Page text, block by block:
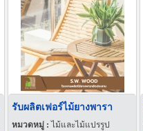
รับผลิตเฟอร์ไม้ยางพารา
หมวดหมู่ :ไม้และไม้แปรรูป